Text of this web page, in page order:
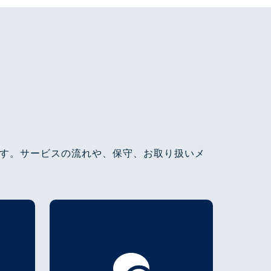
。サービスの流れや、保守、お取り扱いメ